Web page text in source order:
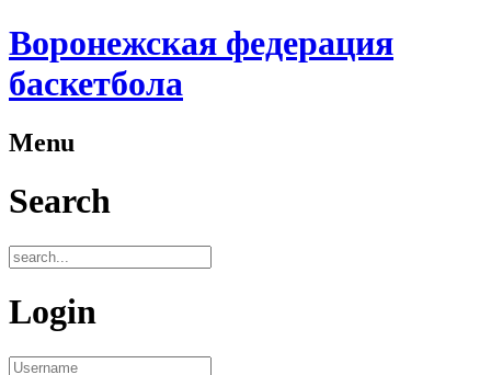
Воронежская федерация
баскетбола
Menu
Search
Login